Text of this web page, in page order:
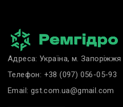
Адреса: Україна, м. Запоріжжя
Телефон: +38 (097) 056-05-93
Email: gst.com.ua@gmail.com